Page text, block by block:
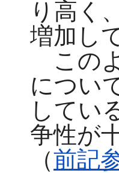
り高く
増加し
この
につい
してい
争性が
（前記